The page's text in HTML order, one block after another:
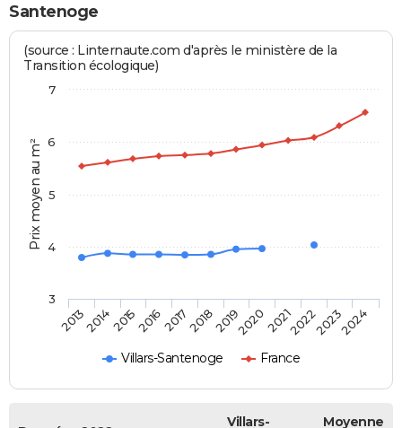
Santenoge
Prix moyen au m²
(source : Linternaute.com d'après le ministère de la
Transition écologique)
Villars-Santenoge France
201320142015201620172018201920202021202220232024
3
4
5
6
7
Villars-
Moyenne